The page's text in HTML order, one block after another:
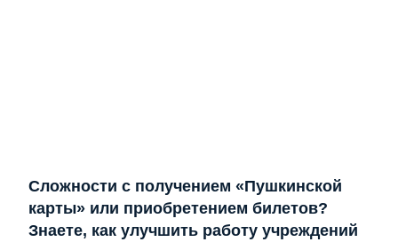
Сложности с получением «Пушкинской
карты» или приобретением билетов?
Знаете, как улучшить работу учреждений